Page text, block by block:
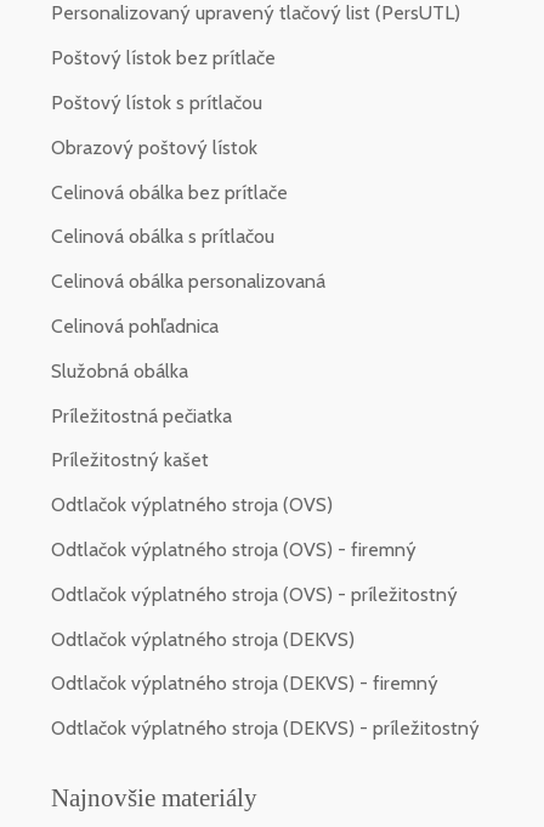
Personalizovaný upravený tlačový list (PersUTL)
Poštový lístok bez prítlače
Poštový lístok s prítlačou
Obrazový poštový lístok
Celinová obálka bez prítlače
Celinová obálka s prítlačou
Celinová obálka personalizovaná
Celinová pohľadnica
Služobná obálka
Príležitostná pečiatka
Príležitostný kašet
Odtlačok výplatného stroja (OVS)
Odtlačok výplatného stroja (OVS) - firemný
Odtlačok výplatného stroja (OVS) - príležitostný
Odtlačok výplatného stroja (DEKVS)
Odtlačok výplatného stroja (DEKVS) - firemný
Odtlačok výplatného stroja (DEKVS) - príležitostný
Najnovšie materiály